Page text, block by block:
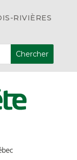
RIVIÈRES